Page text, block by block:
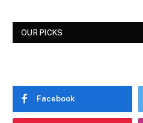
OUR PICKS
Facebook